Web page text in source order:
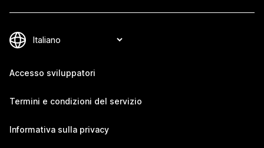
Accesso sviluppatori
Termini e condizioni del servizio
Informativa sulla privacy